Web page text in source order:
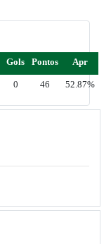
Gols Pontos Apr
0 46 52.87%